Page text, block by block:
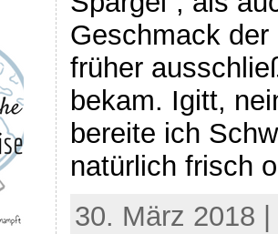
Geschmack
früher
bekam. Igitt,
bereite ich
natürlich frisch
30. März 2018